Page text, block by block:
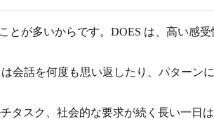
とが多いからです。DOES は、高い感
会話を何度も思い返したり、パターン
タスク、社会的な要求が続く長い一日